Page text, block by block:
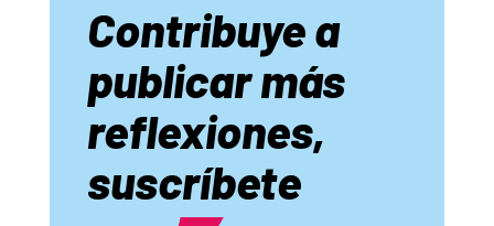
Contribuye a
publicar más
reflexiones,
suscríbete